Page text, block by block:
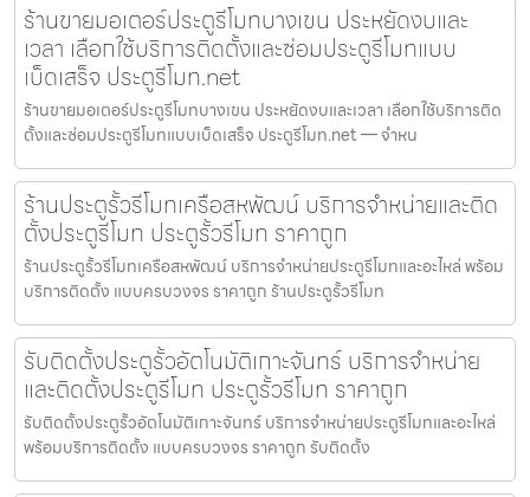
ร้านขายมอเตอร์ประตูรีโมทบางเขน ประหยัดงบและ
เวลา เลือกใช้บริการติดตั้งและซ่อมประตูรีโมทแบบ
เบ็ดเสร็จ ประตูรีโมท.net
ร้านขายมอเตอร์ประตูรีโมทบางเขน ประหยัดงบและเวลา เลือกใช้บริการติด
ตั้งและซ่อมประตูรีโมทแบบเบ็ดเสร็จ ประตูรีโมท.net — จำหน
ร้านประตูรั้วรีโมทเครือสหพัฒน์ บริการจำหน่ายและติด
ตั้งประตูรีโมท ประตูรั้วรีโมท ราคาถูก
ร้านประตูรั้วรีโมทเครือสหพัฒน์ บริการจำหน่ายประตูรีโมทและอะไหล่ พร้อม
บริการติดตั้ง แบบครบวงจร ราคาถูก ร้านประตูรั้วรีโมท
รับติดตั้งประตูรั้วอัตโนมัติเกาะจันทร์ บริการจำหน่าย
และติดตั้งประตูรีโมท ประตูรั้วรีโมท ราคาถูก
รับติดตั้งประตูรั้วอัตโนมัติเกาะจันทร์ บริการจำหน่ายประตูรีโมทและอะไหล่
พร้อมบริการติดตั้ง แบบครบวงจร ราคาถูก รับติดตั้ง